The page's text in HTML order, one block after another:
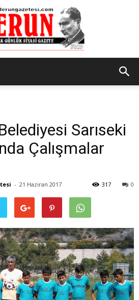
Gazetesi
Sarıseki
Çalışmalar
- 21 Haziran 2017 0
317